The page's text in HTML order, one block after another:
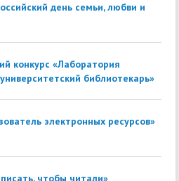
день семьи, любви и
конкурс «Лаборатория
библиотекарь»
электронных ресурсов»
чтобы читали»